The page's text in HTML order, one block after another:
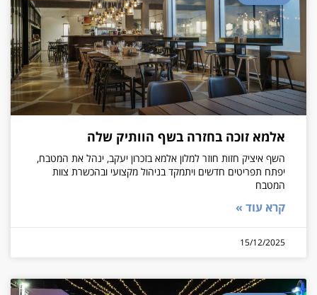
אלמא זוכה בחזרה בשף הוותיק שלה
השף איציק חזות חוזר למלון אלמא בזכרון יעקב, ינהל את המטבח,
יפתח תפריטים חדשים ויתמקד בניהול מקצועי ובהכשרת צוות
המטבח
קרא עוד »
15/12/2025